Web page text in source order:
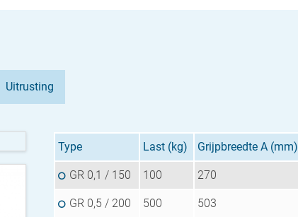
Uitrusting
Type Last (kg) Grijpbreedte A (mm)
GR 0,1 / 150 100 270
GR 0,5 / 200 500 503